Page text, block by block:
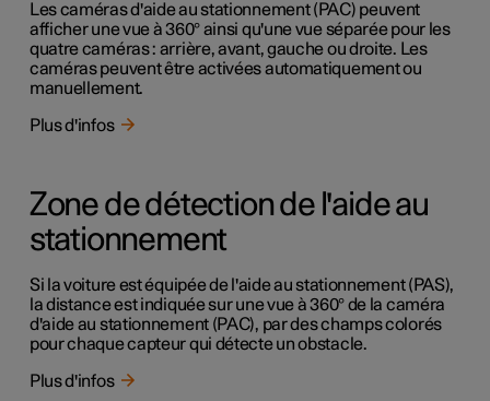
Les caméras d'aide au stationnement (PAC) peuvent
afficher une vue à 360° ainsi qu'une vue séparée pour les
quatre caméras : arrière, avant, gauche ou droite. Les
caméras peuvent être activées automatiquement ou
manuellement.
Plus d'infos
Zone de détection de l'aide au
stationnement
Si la voiture est équipée de l'aide au stationnement (PAS),
la distance est indiquée sur une vue à 360° de la caméra
d'aide au stationnement (PAC), par des champs colorés
pour chaque capteur qui détecte un obstacle.
Plus d'infos